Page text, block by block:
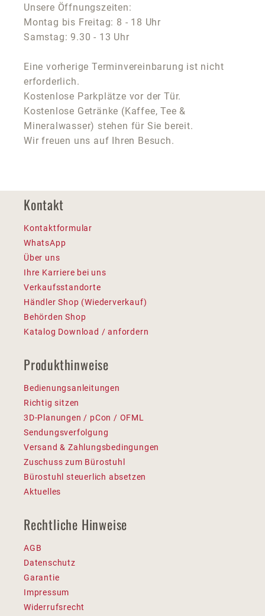
Unsere Öffnungszeiten:
Montag bis Freitag: 8 - 18 Uhr
Samstag: 9.30 - 13 Uhr
Eine vorherige Terminvereinbarung ist nicht
erforderlich.
Kostenlose Parkplätze vor der Tür.
Kostenlose Getränke (Kaffee, Tee &
Mineralwasser) stehen für Sie bereit.
Wir freuen uns auf Ihren Besuch.
Kontakt
Kontaktformular
WhatsApp
Über uns
Ihre Karriere bei uns
Verkaufsstandorte
Händler Shop (Wiederverkauf)
Behörden Shop
Katalog Download / anfordern
Produkthinweise
Bedienungsanleitungen
Richtig sitzen
3D-Planungen / pCon / OFML
Sendungsverfolgung
Versand & Zahlungsbedingungen
Zuschuss zum Bürostuhl
Bürostuhl steuerlich absetzen
Aktuelles
Rechtliche Hinweise
AGB
Datenschutz
Garantie
Impressum
Widerrufsrecht